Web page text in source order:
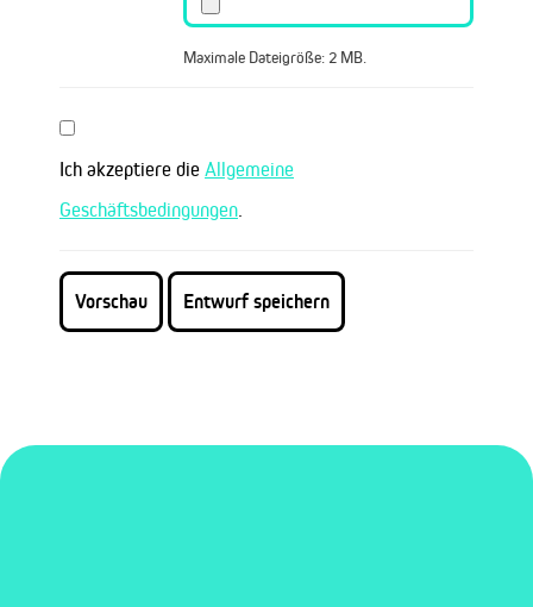
Maximale Dateigröße: 2 MB.
Ich akzeptiere die Allgemeine
Geschäftsbedingungen